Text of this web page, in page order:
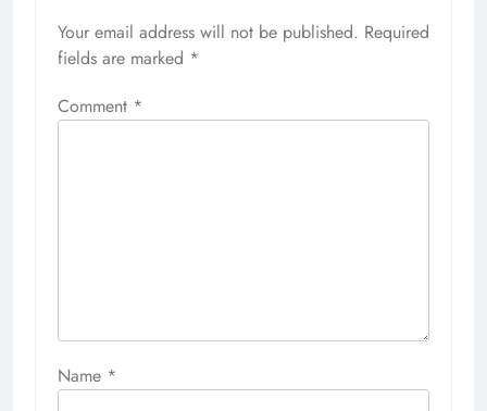
Your email address will not be published. Required
fields are marked *
Comment *
Name *